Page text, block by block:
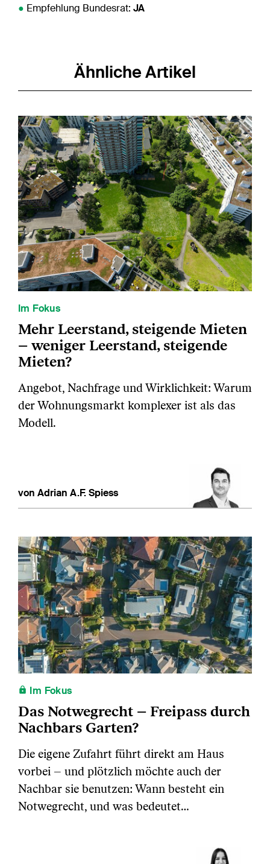
● Empfehlung Bundesrat: JA
Ähnliche Artikel
Im Fokus
Mehr Leerstand, steigende Mieten
– weniger Leerstand, steigende
Mieten?
Angebot, Nachfrage und Wirklichkeit: Warum
der Wohnungsmarkt komplexer ist als das
Modell.
von Adrian A.F. Spiess
Im Fokus
Das Notwegrecht – Freipass durch
Nachbars Garten?
Die eigene Zufahrt führt direkt am Haus
vorbei – und plötzlich möchte auch der
Nachbar sie benutzen: Wann besteht ein
Notwegrecht, und was bedeutet…